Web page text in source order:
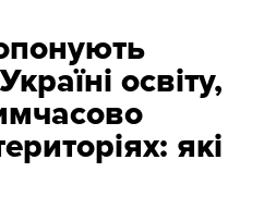
освіту,
які